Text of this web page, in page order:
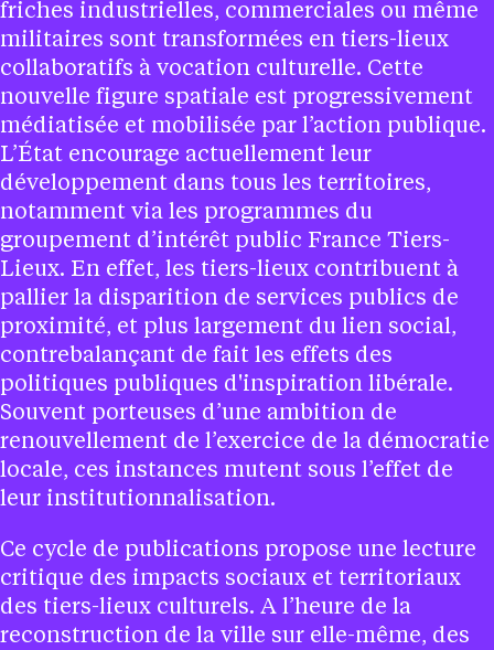
friches industrielles, commerciales ou même
militaires sont transformées en tiers-lieux
collaboratifs à vocation culturelle. Cette
nouvelle figure spatiale est progressivement
médiatisée et mobilisée par l’action publique.
L’État encourage actuellement leur
développement dans tous les territoires,
notamment via les programmes du
groupement d’intérêt public France Tiers-
Lieux. En effet, les tiers-lieux contribuent à
pallier la disparition de services publics de
proximité, et plus largement du lien social,
contrebalançant de fait les effets des
politiques publiques d'inspiration libérale.
Souvent porteuses d’une ambition de
renouvellement de l’exercice de la démocratie
locale, ces instances mutent sous l’effet de
leur institutionnalisation.
Ce cycle de publications propose une lecture
critique des impacts sociaux et territoriaux
des tiers-lieux culturels. A l’heure de la
reconstruction de la ville sur elle-même, des